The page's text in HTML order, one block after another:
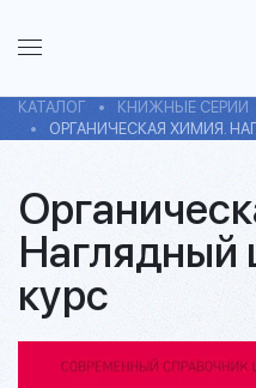
КАТАЛОГ КНИЖНЫЕ СЕРИИ
ОРГАНИЧЕСКАЯ ХИМИЯ.
Наглядный
курс